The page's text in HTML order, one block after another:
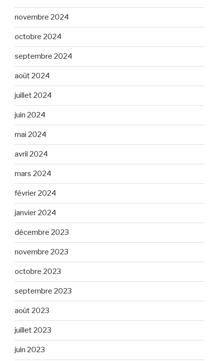
novembre 2024
octobre 2024
septembre 2024
août 2024
juillet 2024
juin 2024
mai 2024
avril 2024
mars 2024
février 2024
janvier 2024
décembre 2023
novembre 2023
octobre 2023
septembre 2023
août 2023
juillet 2023
juin 2023